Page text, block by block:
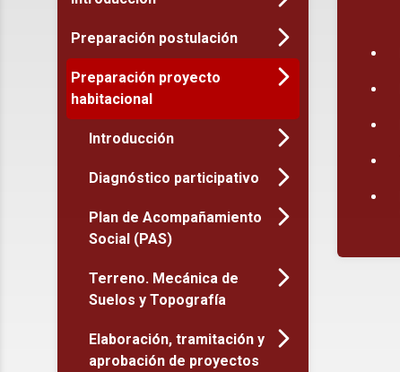
Preparación postulación
Preparación proyecto
habitacional
Introducción
Diagnóstico participativo
Plan de Acompañamiento
Social (PAS)
Terreno. Mecánica de
Suelos y Topografía
Elaboración, tramitación y
aprobación de proyectos